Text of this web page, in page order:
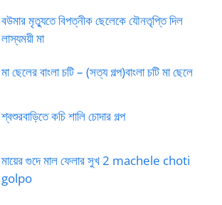
বউমার মৃত্যুতে বিপত্নীক ছেলেকে যৌনতৃপ্তি দিল
লাস্যময়ী মা
মা ছেলের বাংলা চটি – (সত্য গল্প)বাংলা চটি মা ছেলে
শ্বশুরবাড়িতে কচি শালি চোদার গল্প
মায়ের গুদে মাল ফেলার সুখ 2 machele choti
golpo